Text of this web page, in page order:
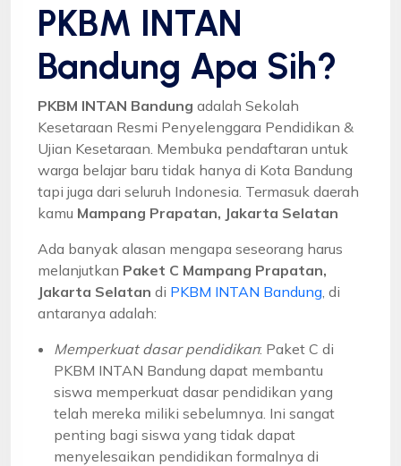
PKBM INTAN
Bandung Apa Sih?
PKBM INTAN Bandung adalah Sekolah
Kesetaraan Resmi Penyelenggara Pendidikan &
Ujian Kesetaraan. Membuka pendaftaran untuk
warga belajar baru tidak hanya di Kota Bandung
tapi juga dari seluruh Indonesia. Termasuk daerah
kamu Mampang Prapatan, Jakarta Selatan
Ada banyak alasan mengapa seseorang harus
melanjutkan Paket C Mampang Prapatan,
Jakarta Selatan di PKBM INTAN Bandung , di
antaranya adalah:
Memperkuat dasar pendidikan: Paket C di
PKBM INTAN Bandung dapat membantu
siswa memperkuat dasar pendidikan yang
telah mereka miliki sebelumnya. Ini sangat
penting bagi siswa yang tidak dapat
menyelesaikan pendidikan formalnya di